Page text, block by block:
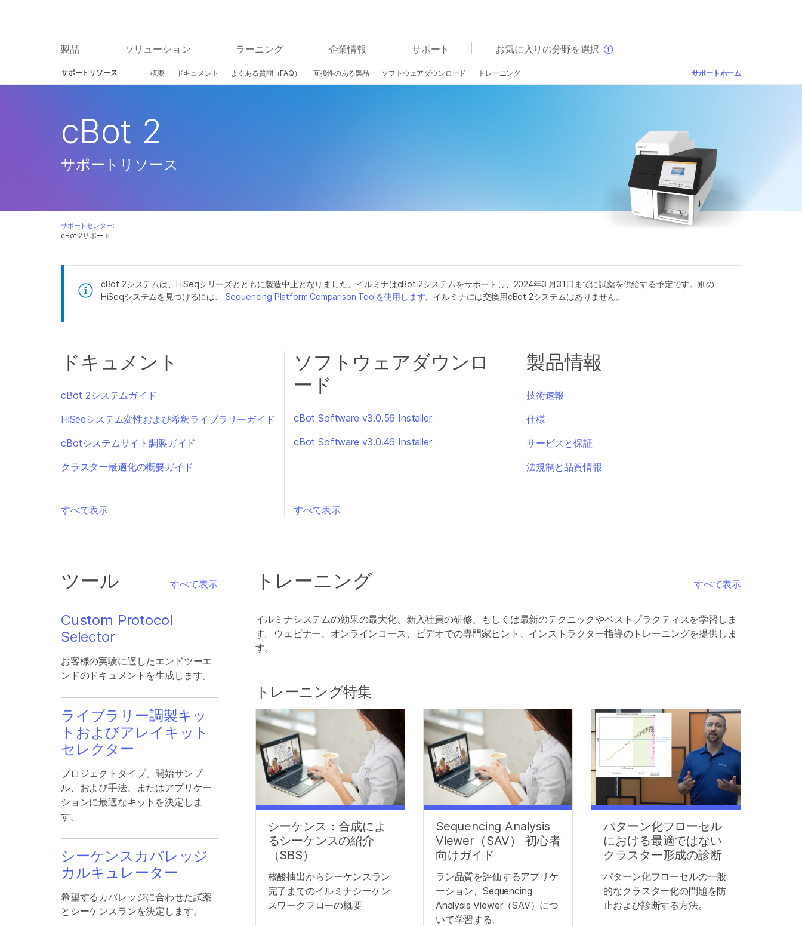
製品 ソリューション ラーニング 企業情報 サポート お気に入りの分野を選択
サポートリソース 概要 ドキュメント よくある質問（FAQ） 互換性のある製品 ソフトウェアダウンロード トレーニング サポートホーム
cBot 2サポート
cBot 2
サポートリソース
サポートセンター:
cBot 2システムは、HiSeqシリーズとともに製造中止となりました。イルミナはcBot 2システムをサポートし、2024年3 月31日までに試薬を供給する予定です。別の
HiSeqシステムを見つけるには、 Sequencing Platform Comparison Toolを使用します。イルミナには交換用cBot 2システムはありません。
ドキュメント
cBot 2システムガイド
HiSeqシステム変性および希釈ライブラリーガイド
cBotシステムサイト調製ガイド
クラスター最適化の概要ガイド
すべて表示
ソフトウェアダウンロ
ード
cBot Software v3.0.56 Installer
cBot Software v3.0.46 Installer
すべて表示
製品情報
技術速報
仕様
サービスと保証
法規制と品質情報
ツール すべて表示
Custom Protocol
Selector
お客様の実験に適したエンドツーエ
ンドのドキュメントを生成します。
ライブラリー調製キッ
トおよびアレイキット
セレクター
プロジェクトタイプ、開始サンプ
ル、および手法、またはアプリケー
ションに最適なキットを決定しま
す。
シーケンスカバレッジ
カルキュレーター
希望するカバレッジに合わせた試薬
とシーケンスランを決定します。
トレーニング すべて表示
イルミナシステムの効果の最大化、新入社員の研修、もしくは最新のテクニックやベストプラクティスを学習しま
す。ウェビナー、オンラインコース、ビデオでの専門家ヒント、インストラクター指導のトレーニングを提供しま
す。
トレーニング特集
シーケンス：合成によ
るシーケンスの紹介
（SBS）
核酸抽出からシーケンスラン
完了までのイルミナシーケン
スワークフローの概要
Sequencing Analysis
Viewer（SAV） 初心者
向けガイド
ラン品質を評価するアプリケ
ーション、Sequencing
Analysis Viewer（SAV）につ
いて学習する。
パターン化フローセル
における最適ではない
クラスター形成の診断
パターン化フローセルの一般
的なクラスター化の問題を防
止および診断する方法。
お気に入りの分野を選択すると、関連性の高いコンテン
ツへのリンクが表示されます:
がん研究
臨床オンコロジー